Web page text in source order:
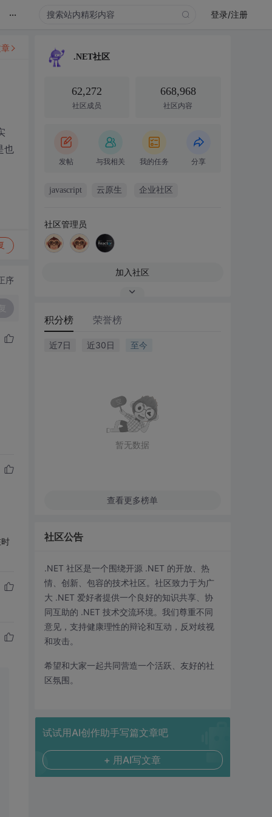
... 登录/注册
也
序
.NET社区
62,272
社区成员
668,968
社区内容
发帖 与我相关 我的任务 分享
javascript 云原生 企业社区
社区管理员
加入社区
积分榜 荣誉榜
近7日 近30日 至今
暂无数据
查看更多榜单
社区公告
.NET 社区是一个围绕开源 .NET 的开放、热
情、创新、包容的技术社区。社区致力于为广
大 .NET 爱好者提供一个良好的知识共享、协
同互助的 .NET 技术交流环境。我们尊重不同
意见，支持健康理性的辩论和互动，反对歧视
和攻击。
希望和大家一起共同营造一个活跃、友好的社
区氛围。
试试用AI创作助手写篇文章吧
+ 用AI写文章